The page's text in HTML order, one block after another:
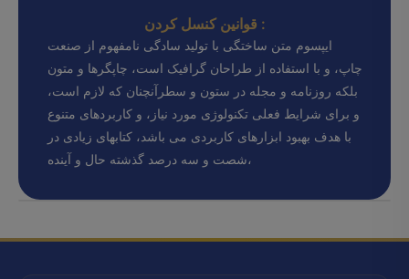
قوانین کنسل کردن :
ایپسوم متن ساختگی با تولید سادگی نامفهوم از صنعت
چاپ، و با استفاده از طراحان گرافیک است، چاپگرها و متون
بلکه روزنامه و مجله در ستون و سطرآنچنان که لازم است،
و برای شرایط فعلی تکنولوژی مورد نیاز، و کاربردهای متنوع
با هدف بهبود ابزارهای کاربردی می باشد، کتابهای زیادی در
شصت و سه درصد گذشته حال و آینده،